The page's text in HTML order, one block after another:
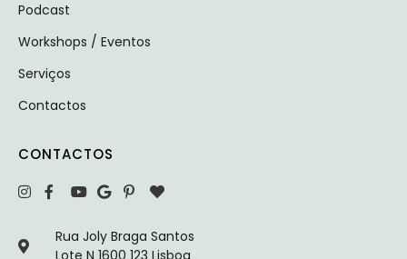
Podcast
Workshops / Eventos
Serviços
Contactos
CONTACTOS
Rua Joly Braga Santos
Lote N 1600 123 Lisboa